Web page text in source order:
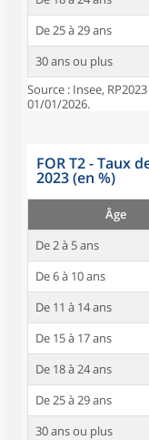
De 25 à 29 ans
30 ans ou plus
Source : Insee,
01/01/2026.
FOR T2 - Taux
2023 (en %)
Âge
De 2 à 5 ans
De 6 à 10 ans
De 11 à 14 ans
De 15 à 17 ans
De 18 à 24 ans
De 25 à 29 ans
30 ans ou plus